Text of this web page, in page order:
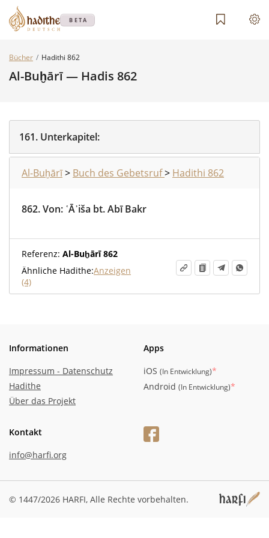
BETA
Bücher Hadithi 862
Al-Buḫārī — Hadis 862
161. Unterkapitel:
Al-Buḫārī> Buch des Gebetsruf> Hadithi 862
862.Von: ʿĀʾiša bt. Abī Bakr
Referenz: Al-Buḫārī 862
Ähnliche Hadithe:Anzeigen
(4)
Informationen
Impressum - Datenschutz
Hadithe
Über das Projekt
Apps
iOS (In Entwicklung)*
Android (In Entwicklung)*
Kontakt
info@harfi.org
© 1447/2026 HARFI, Alle Rechte vorbehalten.